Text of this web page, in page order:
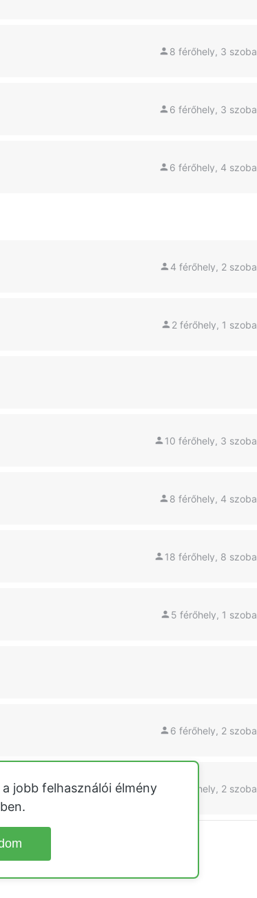
8 férőhely, 3 szoba
6 férőhely, 3 szoba
6 férőhely, 4 szoba
4 férőhely, 2 szoba
2 férőhely, 1 szoba
10 férőhely, 3 szoba
8 férőhely, 4 szoba
18 férőhely, 8 szoba
5 férőhely, 1 szoba
6 férőhely, 2 szoba
4 férőhely, 2 szoba
jobb felhasználói élmény